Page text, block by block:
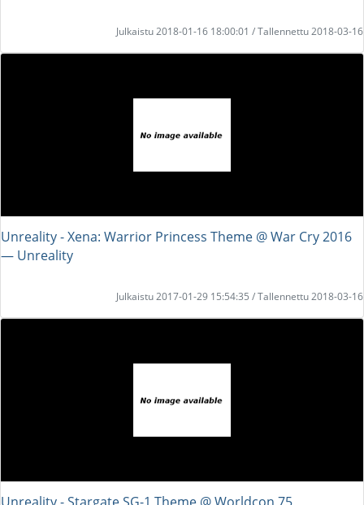
Julkaistu 2018-01-16 18:00:01 / Tallennettu 2018-03-16
Unreality - Xena: Warrior Princess Theme @ War Cry 2016
― Unreality
Julkaistu 2017-01-29 15:54:35 / Tallennettu 2018-03-16